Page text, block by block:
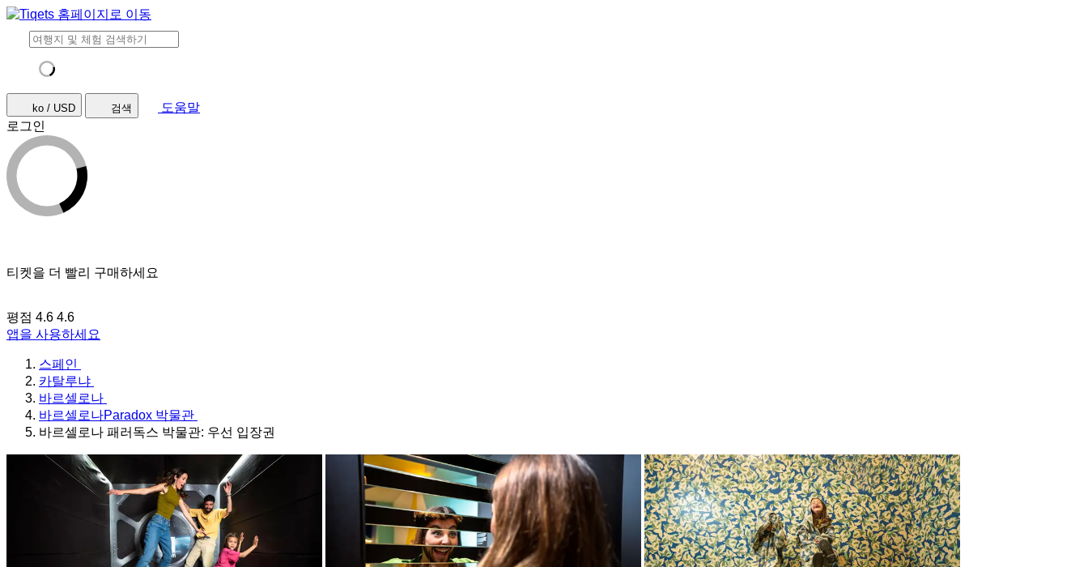
ko / USD 검색
도움말
로그인
티켓을 더 빨리 구매하세요
평점 4.6 4.6
앱을 사용하세요
스페인
카탈루냐
바르셀로나
바르셀로나Paradox 박물관
바르셀로나 패러독스 박물관: 우선 입장권